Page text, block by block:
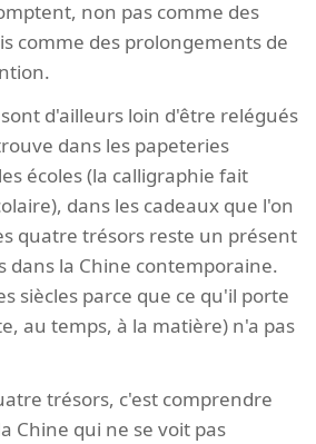
non pas comme des
comme des prolongements de
d'ailleurs loin d'être relégués
dans les papeteries
écoles (la calligraphie fait
dans les cadeaux que l'on
quatre trésors reste un présent
dans la Chine contemporaine.
siècles parce que ce qu'il porte
au temps, à la matière) n'a pas
trésors, c'est comprendre
Chine qui ne se voit pas